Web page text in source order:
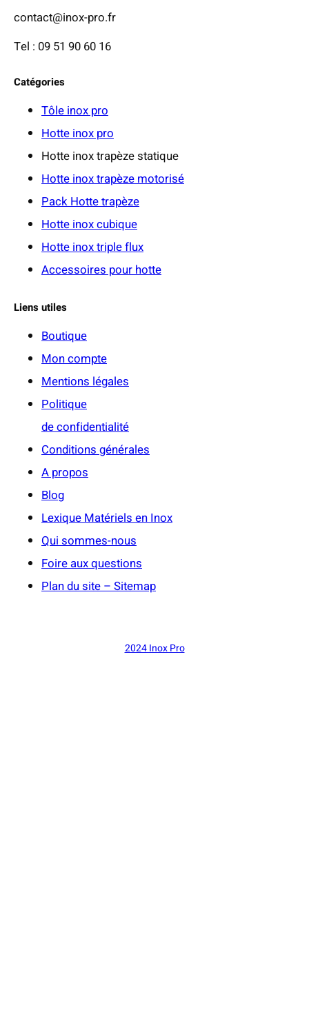
contact@inox-pro.fr
Tel : 09 51 90 60 16
Catégories
Tôle inox pro
Hotte inox pro
Hotte inox trapèze statique
Hotte inox trapèze motorisé
Pack Hotte trapèze
Hotte inox cubique
Hotte inox triple flux
Accessoires pour hotte
Liens utiles
Boutique
Mon compte
Mentions légales
Politique
de confidentialité
Conditions générales
A propos
Blog
Lexique Matériels en Inox
Qui sommes-nous
Foire aux questions
Plan du site – Sitemap
2024 Inox Pro